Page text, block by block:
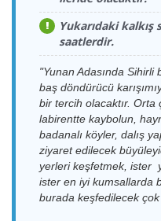
Limanı
08:30-
D-Marin
Turgutreis
Limanı > Kos
Limanı
08:30-
D-Marin
Turgutreis
Limanı > Kos
Limanı
08:30-
D-Marin
Turgutreis
Limanı > Kos
08:30-
Kos Limanı > D-
Marin Turgutreis
Limanı
18:00-
Kos Limanı > D-
Marin Turgutreis
Limanı
18:00-
Kos Limanı > D-
Marin Turgutreis
Limanı
18:00-
Kos Limanı > D-
Marin Turgutreis
Limanı
18:00-
Kos Limanı > D-
Yukarıdaki
saatlerdir.
"Yunan Adasında Sihirli
baş döndürücü
bir tercih olacaktır.
labirentte kaybolun,
badanalı köyler, dalış
ziyaret edilecek
yerleri keşfetmek, ister
ister en iyi kumsallarda
burada keşfedilecek çok